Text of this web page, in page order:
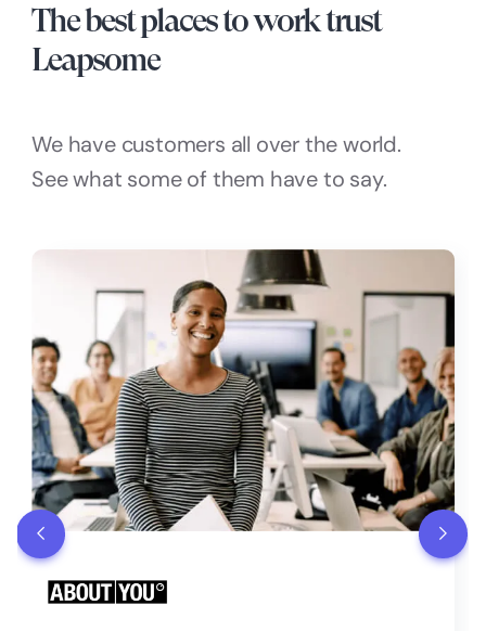
The best places to work trust
Leapsome
We have customers all over the world.
See what some of them have to say.